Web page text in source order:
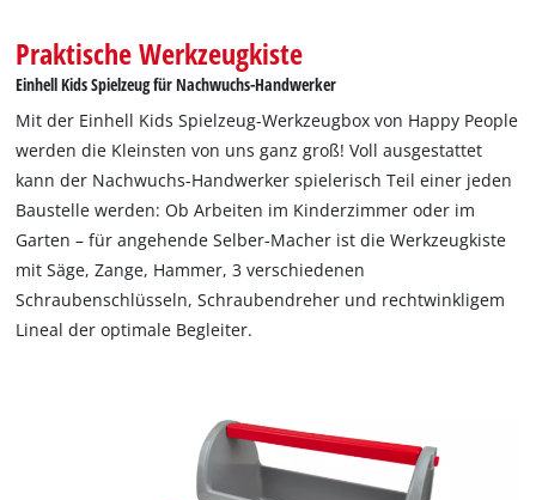
Praktische Werkzeugkiste
Einhell Kids Spielzeug für Nachwuchs-Handwerker
Mit der Einhell Kids Spielzeug-Werkzeugbox von Happy People
werden die Kleinsten von uns ganz groß! Voll ausgestattet
kann der Nachwuchs-Handwerker spielerisch Teil einer jeden
Baustelle werden: Ob Arbeiten im Kinderzimmer oder im
Garten – für angehende Selber-Macher ist die Werkzeugkiste
mit Säge, Zange, Hammer, 3 verschiedenen
Schraubenschlüsseln, Schraubendreher und rechtwinkligem
Lineal der optimale Begleiter.